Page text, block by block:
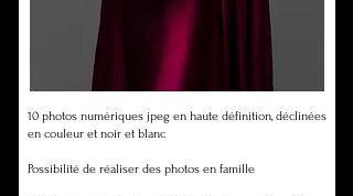
10 photos numériques jpeg en haute définition, déclinées
en couleur et noir et blanc
Possibilité de réaliser des photos en famille